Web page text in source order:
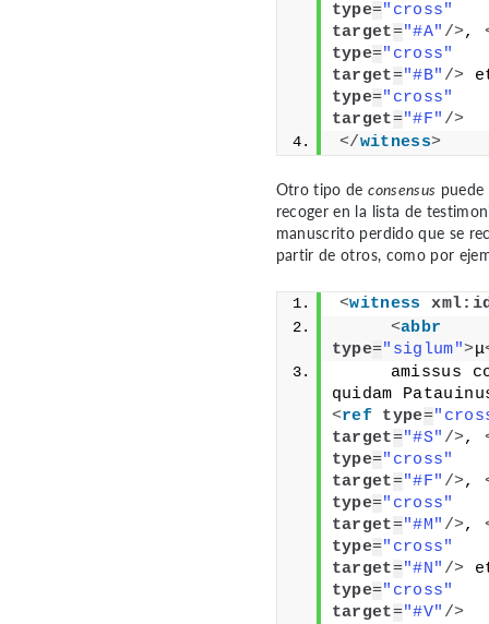
type="cross"
target="#A" />,
type="cross"
target="#B" />
type="cross"
target="#F" />
</witness>
Otro tipo deconsensus
recoger en la lista de
manuscrito perdido que se
partir de otros, como por
<witness
<abbr
type="siglum">μ
amissus
<ref type=
target="#S" />,
type="cross"
target="#F" />,
type="cross"
target="#M" />,
type="cross"
target="#N" />
type="cross"
target="#V" />